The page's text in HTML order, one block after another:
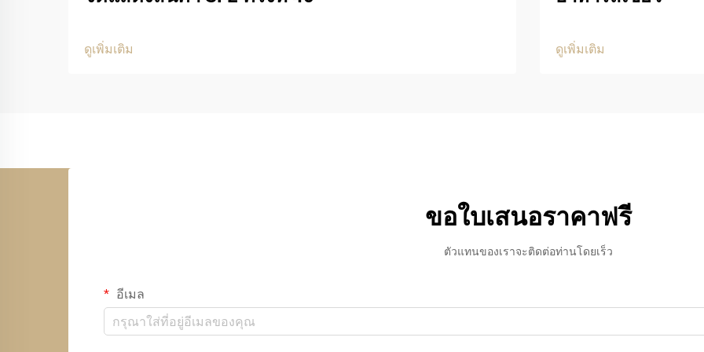
ดูเพิ่มเติม ดูเพิ่มเติม
ขอใบเสนอราคาฟรี
ตัวแทนของเราจะติดต่อท่านโดยเร็ว
อีเมล